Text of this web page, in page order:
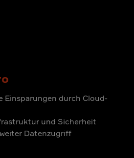
Einsparungen durch Cloud-
und Sicherheit
Datenzugriff